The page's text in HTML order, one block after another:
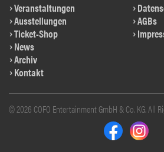
Veranstaltungen
Ausstellungen
Ticket-Shop
News
Archiv
Kontakt
AGBs
© 2026 COFO Entertainment GmbH & Co. KG. All